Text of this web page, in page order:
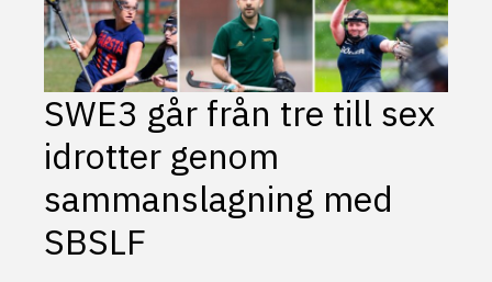
SWE3 går från tre till sex
idrotter genom
sammanslagning med
SBSLF